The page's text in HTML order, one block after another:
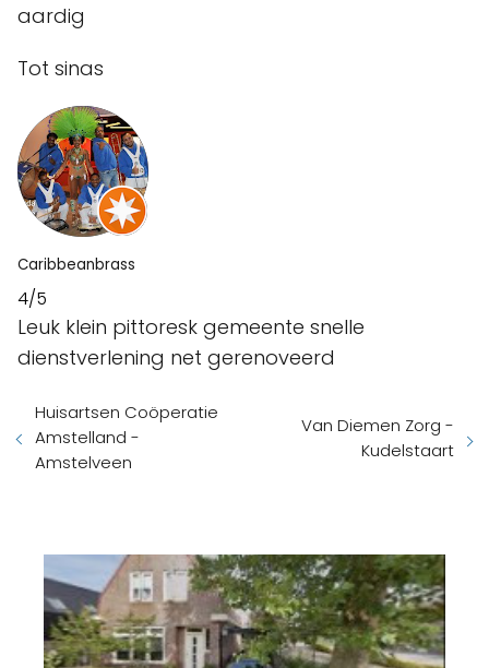
aardig
Tot sinas
Caribbeanbrass
4/5
Leuk klein pittoresk gemeente snelle
dienstverlening net gerenoveerd
Huisartsen Coöperatie
Amstelland -
Amstelveen
Van Diemen Zorg -
Kudelstaart